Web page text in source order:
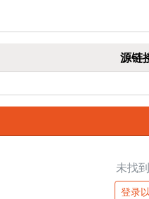
源链
未找
登录